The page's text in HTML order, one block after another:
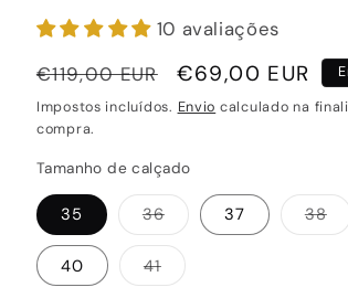
10 avaliações
Preço
normal
€119,00 EUR
Preço
de
€69,00 EUR
Impostos incluídos. Envio calculado na
compra.
Tamanho de calçado
35 36Variante
esgotada
ou
indisponível
37 38
40 41Variante
esgotada